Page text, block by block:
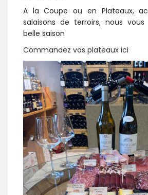
A la Coupe ou en Plateaux,
salaisons de terroirs, nous
belle saison
Commandez vos plateaux ici